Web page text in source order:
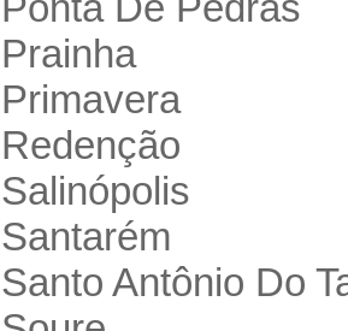
Prainha
Primavera
Redenção
Salinópolis
Santarém
Santo Antônio Do